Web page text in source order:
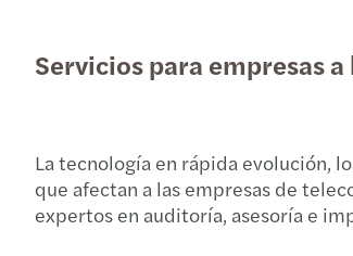
Servicios para empresas
La tecnología en rápida evolución,
que afectan a las empresas de
expertos en auditoría, asesoría e